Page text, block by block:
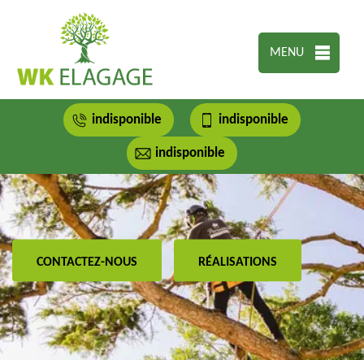
MENU
indisponible indisponible
indisponible
CONTACTEZ-NOUS RÉALISATIONS